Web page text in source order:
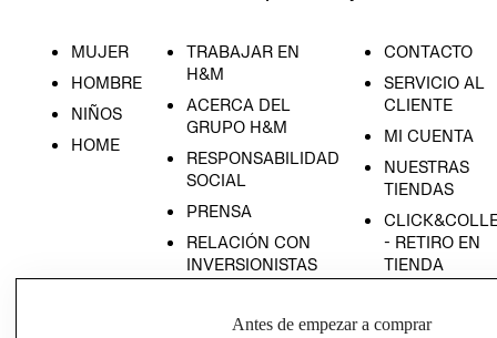
MUJER
HOMBRE
NIÑOS
HOME
TRABAJAR EN
H&M
ACERCA DEL
GRUPO H&M
RESPONSABILIDAD
SOCIAL
PRENSA
RELACIÓN CON
INVERSIONISTAS
EMPRESARIAL
CONTACTO
SERVICIO AL
CLIENTE
MI CUENTA
NUESTRAS
TIENDAS
- RETIRO EN
TIENDA
CONDICIONES
Antes de empezar a comprar